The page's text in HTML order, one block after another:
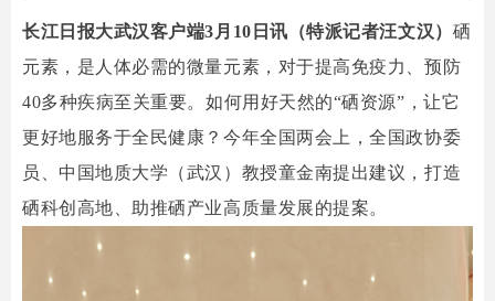
长江日报大武汉客户端3月10日讯（特派记者汪文汉） 硒
元素，是人体必需的微量元素，对于提高免疫力、预防
40多种疾病至关重要。如何用好天然的“硒资源”，让它
更好地服务于全民健康？今年全国两会上，全国政协委
员、中国地质大学（武汉）教授童金南提出建议，打造
硒科创高地、助推硒产业高质量发展的提案。